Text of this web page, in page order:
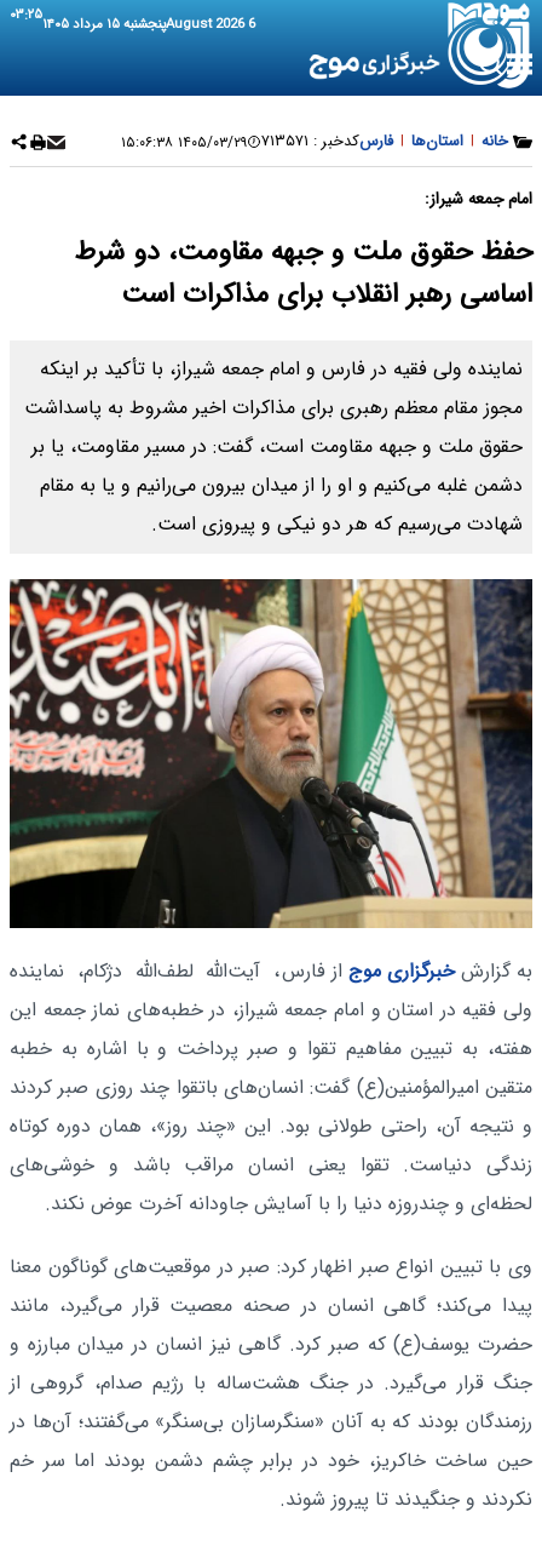
6 August 2026 پنجشنبه ۱۵ مرداد ۱۴۰۵ ۰۳:۲۵
خانه | استان‌ها | فارسکدخبر : ۷۱۳۵۷۱ ۱۴۰۵/۰۳/۲۹ ۱۵:۰۶:۳۸
امام جمعه شیراز:
حفظ حقوق ملت و جبهه مقاومت، دو شرط
اساسی رهبر انقلاب برای مذاکرات است
نماینده ولی فقیه در فارس و امام جمعه شیراز، با تأکید بر اینکه
مجوز مقام معظم رهبری برای مذاکرات اخیر مشروط به پاسداشت
حقوق ملت و جبهه مقاومت است، گفت: در مسیر مقاومت، یا بر
دشمن غلبه می‌کنیم و او را از میدان بیرون می‌رانیم و یا به مقام
شهادت می‌رسیم که هر دو نیکی و پیروزی است.
به گزارشخبرگزاری موج از فارس، آیت‌الله لطف‌الله دژکام، نماینده
ولی فقیه در استان و امام جمعه شیراز، در خطبه‌های نماز جمعه این
هفته، به تبیین مفاهیم تقوا و صبر پرداخت و با اشاره به خطبه
متقین امیرالمؤمنین(ع) گفت: انسان‌های باتقوا چند روزی صبر کردند
و نتیجه آن، راحتی طولانی بود. این «چند روز»، همان دوره کوتاه
زندگی دنیاست. تقوا یعنی انسان مراقب باشد و خوشی‌های
لحظه‌ای و چندروزه دنیا را با آسایش جاودانه آخرت عوض نکند.
وی با تبیین انواع صبر اظهار کرد: صبر در موقعیت‌های گوناگون معنا
پیدا می‌کند؛ گاهی انسان در صحنه معصیت قرار می‌گیرد، مانند
حضرت یوسف(ع) که صبر کرد. گاهی نیز انسان در میدان مبارزه و
جنگ قرار می‌گیرد. در جنگ هشت‌ساله با رژیم صدام، گروهی از
رزمندگان بودند که به آنان «سنگرسازان بی‌سنگر» می‌گفتند؛ آن‌ها در
حین ساخت خاکریز، خود در برابر چشم دشمن بودند اما سر خم
نکردند و جنگیدند تا پیروز شوند.